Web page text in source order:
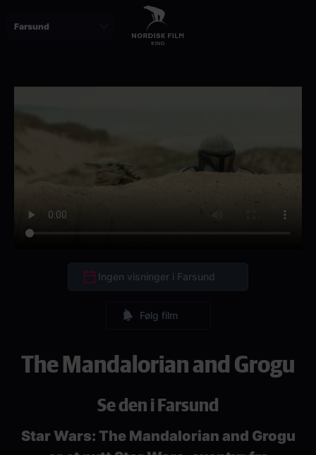
Ingen visninger i Farsund
Følg film
The Mandalorian and Grogu
Se den i Farsund
Star Wars: The Mandalorian and Grogu